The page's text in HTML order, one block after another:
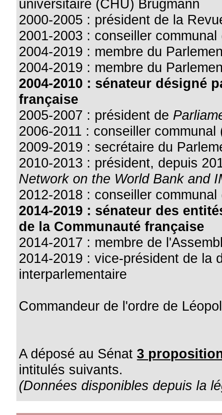
universitaire (CHU) Brugmann
2000-2005 : président de la
2001-2003 : conseiller communal
2004-2019 : membre du
2004-2019 : membre du
2004-2010 : sénateur désigné
française
2005-2007 : président de
2006-2011 : conseiller communal
2009-2019 : secrétaire du
2010-2013 : président, depuis
Network on the World Bank and
2012-2018 : conseiller communal
2014-2019 : sénateur des
de la Communauté française
2014-2017 : membre de
2014-2019 : vice-président de la
interparlementaire
Commandeur de l'ordre de
A déposé au Sénat3
intitulés suivants.
(Données disponibles depuis la